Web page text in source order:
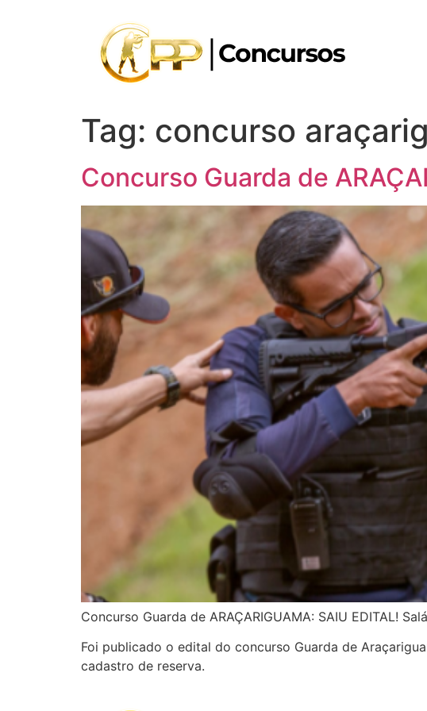
Tag: concurso
Concurso Guarda de
Concurso Guarda de ARAÇARIGUAMA: SAIU EDITAL!
Foi publicado o edital do concurso Guarda de
cadastro de reserva.